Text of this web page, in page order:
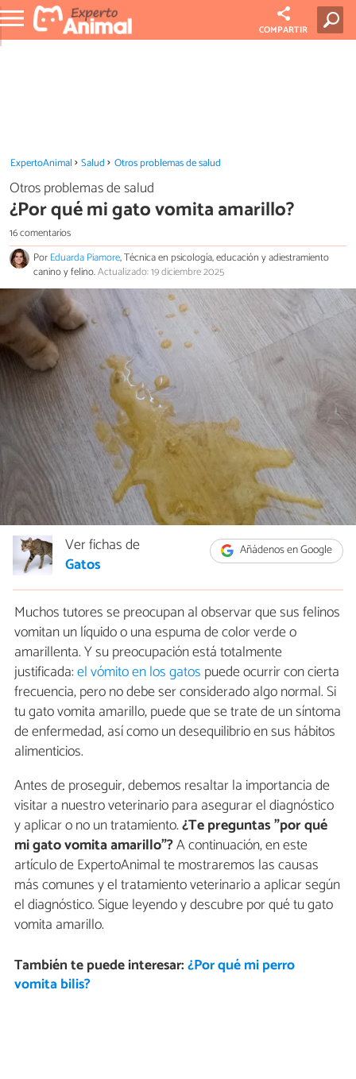
COMPARTIR
ExpertoAnimal Salud Otros problemas de salud
Otros problemas de salud
¿Por qué mi gato vomita amarillo?
16 comentarios
PorEduarda Piamore, Técnica en psicología, educación y adiestramiento
canino y felino.Actualizado: 19 diciembre 2025
Añádenos en Google
Ver fichas de
Gatos
Muchos tutores se preocupan al observar que sus felinos
vomitan un líquido o una espuma de color verde o
amarillenta. Y su preocupación está totalmente
justificada:el vómito en los gatos puede ocurrir con cierta
frecuencia, pero no debe ser considerado algo normal. Si
tu gato vomita amarillo, puede que se trate de un síntoma
de enfermedad, así como un desequilibrio en sus hábitos
alimenticios.
Antes de proseguir, debemos resaltar la importancia de
visitar a nuestro veterinario para asegurar el diagnóstico
y aplicar o no un tratamiento.¿Te preguntas "por qué
mi gato vomita amarillo"?A continuación, en este
artículo de ExpertoAnimal te mostraremos las causas
más comunes y el tratamiento veterinario a aplicar según
el diagnóstico. Sigue leyendo y descubre por qué tu gato
vomita amarillo.
También te puede interesar:¿Por qué mi perro
vomita bilis?